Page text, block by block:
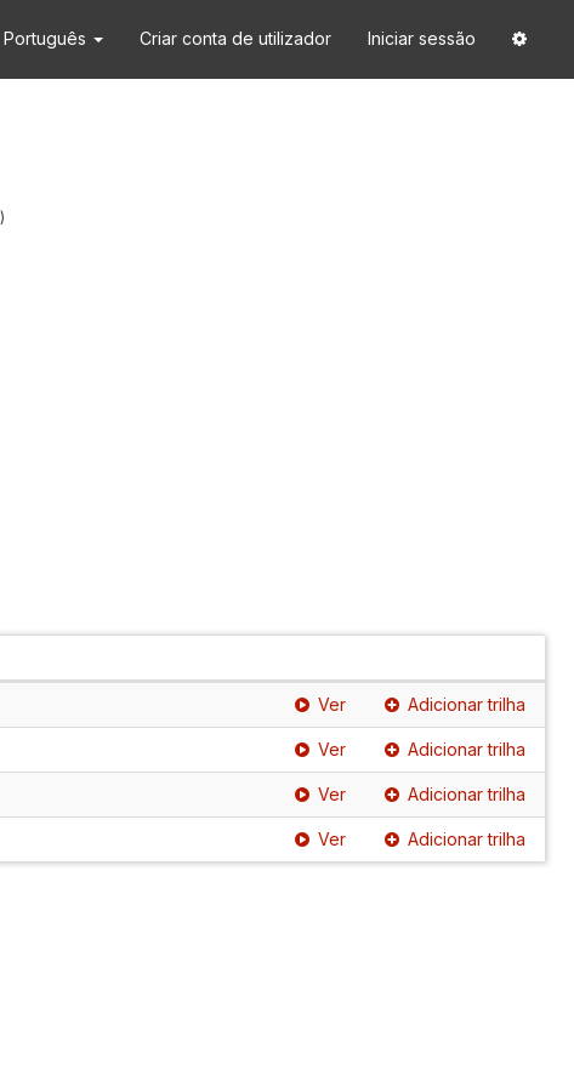
Português Criar conta de utilizador Iniciar sessão
Ver Adicionar trilha
Ver Adicionar trilha
Ver Adicionar trilha
Ver Adicionar trilha